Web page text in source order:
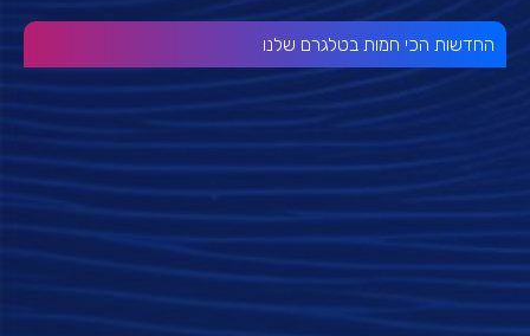
החדשות הכי חמות בטלגרם שלנו